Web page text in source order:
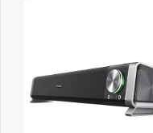
PC-Soundbar 08/2026
★★★★★